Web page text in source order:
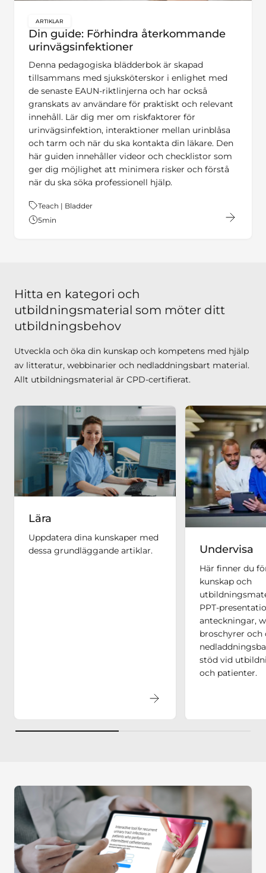
Din guide: Förhindra återkommande
urinvägsinfektioner
key:global.content-type:
ARTIKLAR
Denna pedagogiska blädderbok är skapad
tillsammans med sjuksköterskor i enlighet med
de senaste EAUN-riktlinjerna och har också
granskats av användare för praktiskt och relevant
innehåll. Lär dig mer om riskfaktorer för
urinvägsinfektion, interaktioner mellan urinblåsa
och tarm och när du ska kontakta din läkare. Den
här guiden innehåller videor och checklistor som
ger dig möjlighet att minimera risker och förstå
när du ska söka professionell hjälp.
Tema:
Teach | Bladder
5min
Hitta en kategori och
utbildningsmaterial som möter ditt
utbildningsbehov
Utveckla och öka din kunskap och kompetens med hjälp
av litteratur, webbinarier och nedladdningsbart material.
Allt utbildningsmaterial är CPD-certifierat.
Lära
Uppdatera dina kunskaper med
dessa grundläggande artiklar.
Undervisa
Här finner du
kunskap och
PPT-
anteckningar,
broschyrer
stöd vid
och patienter.